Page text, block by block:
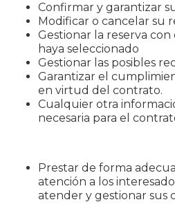
Confirmar y garantizar
Modificar o cancelar su
Gestionar la reserva
haya seleccionado
Gestionar las posibles
Garantizar el
en virtud del contrato.
Cualquier otra
necesaria para el
Prestar de forma
atención a los
atender y gestionar sus